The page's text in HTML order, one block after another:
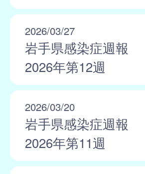
2026/03/27
岩手県感染症週報
2026年第12週
2026/03/20
岩手県感染症週報
2026年第11週